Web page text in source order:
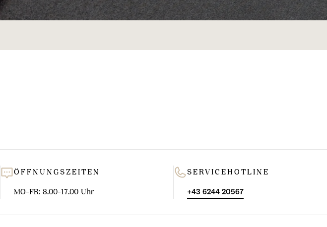
m
ÖFFNUNGSZEITEN
MO-FR: 8.00-17.00 Uhr
SERVICEHOTLINE
+43 6244 20567